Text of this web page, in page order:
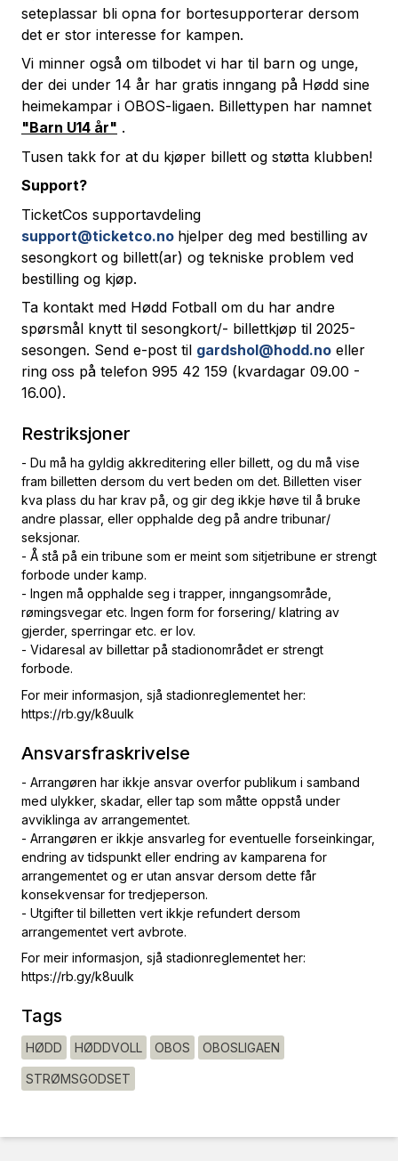
seteplassar bli opna for bortesupporterar dersom
det er stor interesse for kampen.
Vi minner også om tilbodet vi har til barn og unge,
der dei under 14 år har gratis inngang på Hødd sine
heimekampar i OBOS-ligaen. Billettypen har namnet
"Barn U14 år" .
Tusen takk for at du kjøper billett og støtta klubben!
Support?
TicketCos supportavdeling
support@ticketco.no hjelper deg med bestilling av
sesongkort og billett(ar) og tekniske problem ved
bestilling og kjøp.
Ta kontakt med Hødd Fotball om du har andre
spørsmål knytt til sesongkort/- billettkjøp til 2025-
sesongen. Send e-post til gardshol@hodd.no eller
ring oss på telefon 995 42 159 (kvardagar 09.00 -
16.00).
Restriksjoner
- Du må ha gyldig akkreditering eller billett, og du må vise
fram billetten dersom du vert beden om det. Billetten viser
kva plass du har krav på, og gir deg ikkje høve til å bruke
andre plassar, eller opphalde deg på andre tribunar/
seksjonar.
- Å stå på ein tribune som er meint som sitjetribune er strengt
forbode under kamp.
- Ingen må opphalde seg i trapper, inngangsområde,
rømingsvegar etc. Ingen form for forsering/ klatring av
gjerder, sperringar etc. er lov.
- Vidaresal av billettar på stadionområdet er strengt
forbode.
For meir informasjon, sjå stadionreglementet her:
https://rb.gy/k8uulk
Ansvarsfraskrivelse
- Arrangøren har ikkje ansvar overfor publikum i samband
med ulykker, skadar, eller tap som måtte oppstå under
avviklinga av arrangementet.
- Arrangøren er ikkje ansvarleg for eventuelle forseinkingar,
endring av tidspunkt eller endring av kamparena for
arrangementet og er utan ansvar dersom dette får
konsekvensar for tredjeperson.
- Utgifter til billetten vert ikkje refundert dersom
arrangementet vert avbrote.
For meir informasjon, sjå stadionreglementet her:
https://rb.gy/k8uulk
Tags
HØDD HØDDVOLL OBOS OBOSLIGAEN
STRØMSGODSET